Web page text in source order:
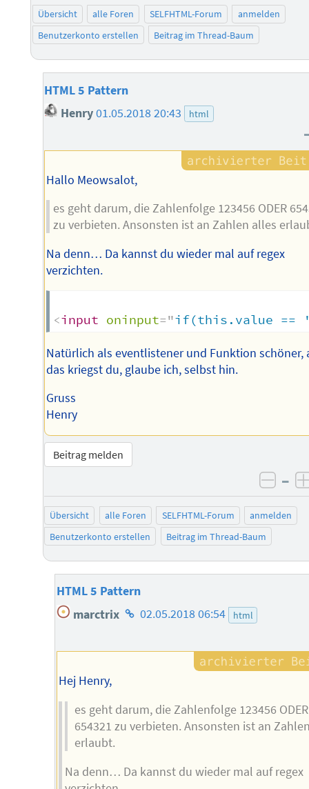
Übersicht alle Foren SELFHTML-Forum
anmelden
Benutzerkonto erstellen
Beitrag im Thread-Baum
HTML 5 Pattern
Henry01.05.2018 20:43 html
Hallo Meowsalot,
es geht darum, die Zahlenfolge 123456 ODER
zu verbieten. Ansonsten ist an Zahlen alles
Na denn… Da kannst du wieder mal auf regex
verzichten.
<input oninput="if(this.value ==
Natürlich als eventlistener und Funktion schöner,
das kriegst du, glaube ich, selbst hin.
Gruss
Henry
Beitrag melden
–
Übersicht alle Foren SELFHTML-Forum
anmelden
Benutzerkonto erstellen
Beitrag im Thread-Baum
HTML 5 Pattern
marctrix Homepage
Autors
02.05.2018 06:54 html
Hej Henry,
es geht darum, die Zahlenfolge 123456 ODER
654321 zu verbieten. Ansonsten ist an
erlaubt.
Na denn… Da kannst du wieder mal auf regex